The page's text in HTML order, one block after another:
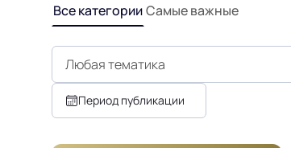
Все категорииСамые важные
Любая тематика
Период публикации